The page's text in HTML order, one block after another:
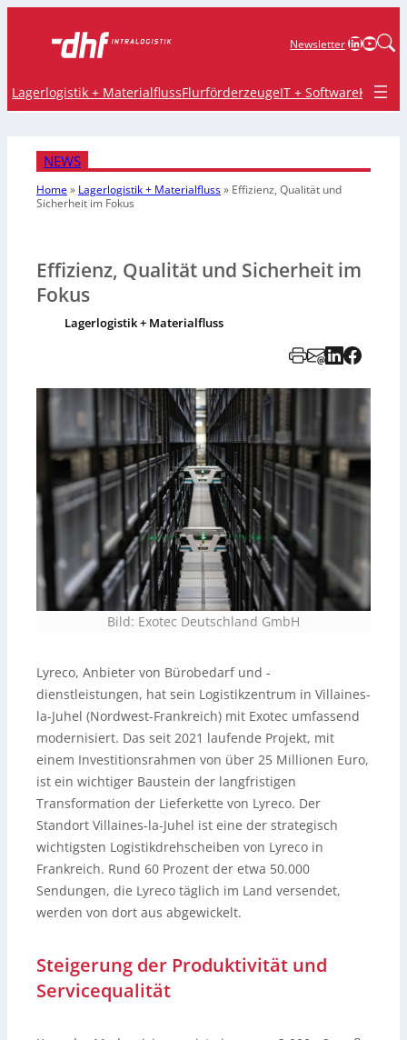
NewsletterLinkedIn
Lagerlogistik + MaterialflussFlurförderzeugeIT + SoftwareKrane
NEWS
Home» Lagerlogistik + Materialfluss» Effizienz, Qualität und
Sicherheit im Fokus
Effizienz, Qualität und Sicherheit im
Fokus
Lagerlogistik + Materialfluss
Bild: Exotec Deutschland GmbH
Lyreco, Anbieter von Bürobedarf und -
dienstleistungen, hat sein Logistikzentrum in Villaines-
la-Juhel (Nordwest-Frankreich) mit Exotec umfassend
modernisiert. Das seit 2021 laufende Projekt, mit
einem Investitionsrahmen von über 25 Millionen Euro,
ist ein wichtiger Baustein der langfristigen
Transformation der Lieferkette von Lyreco. Der
Standort Villaines-la-Juhel ist eine der strategisch
wichtigsten Logistikdrehscheiben von Lyreco in
Frankreich. Rund 60 Prozent der etwa 50.000
Sendungen, die Lyreco täglich im Land versendet,
werden von dort aus abgewickelt.
Steigerung der Produktivität und
Servicequalität